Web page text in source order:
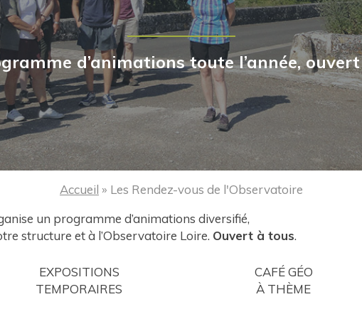
d’animations toute l’année,
Accueil » Les Rendez-vous de l'Observatoire
un programme d’animations diversifié,
structure et à l’Observatoire Loire. Ouvert à tous.
EXPOSITIONS
TEMPORAIRES
CAFÉ GÉO
À THÈME